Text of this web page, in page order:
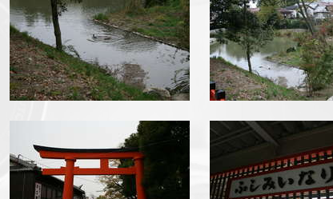
img_3421.jpg img_3422.jpg